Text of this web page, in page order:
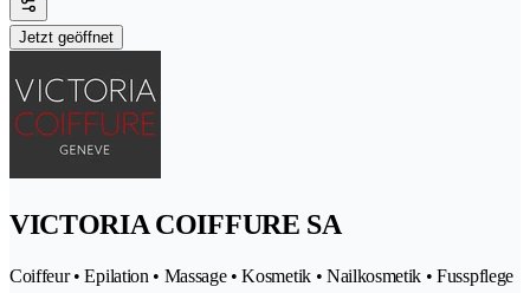
Jetzt geöffnet
VICTORIA COIFFURE SA
Coiffeur • Epilation • Massage • Kosmetik • Nailkosmetik • Fusspflege